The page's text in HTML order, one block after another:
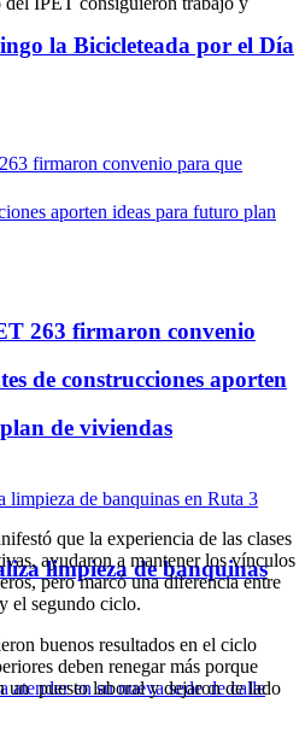
la Bicicleteada por el Día
263 firmaron convenio
de construcciones aporten
de viviendas
limpieza de banquinas
que la experiencia de las clases
ayudaron a mantener los vínculos
pero marcó una diferencia entre
el segundo ciclo.
buenos resultados en el ciclo
deben renegar más porque
un puesto laboral y dejaron de lado